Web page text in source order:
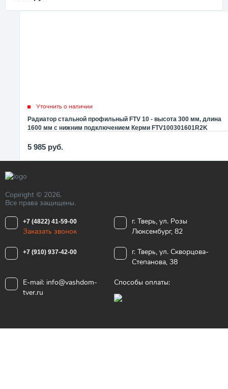
Уточнить о наличии
Радиатор стальной профильный FTV 10 - высота 300 мм, длина
1600 мм с нижним подключением Керми FTV100301601R2K
5 985 руб.
Copiright © 2026.
Все права защищены.
+7 (4822) 41-59-00
Заказать звонок
г. Тверь, ул. Розы
Люксембург, 82
+7 (910) 937-42-00
г. Тверь, ул. Скворцова-
Степанова, 38
E-mail: info@vashdom-
tver.ru
Способы оплаты: